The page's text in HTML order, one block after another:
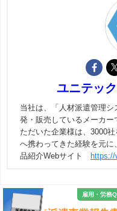
ユニテッ
当社は、「人材派遣管理
発・販売しているメーカ
ただいた企業様は、3000
へ携わってきた経験を元に
品紹介Webサイト
https://
雇用・労